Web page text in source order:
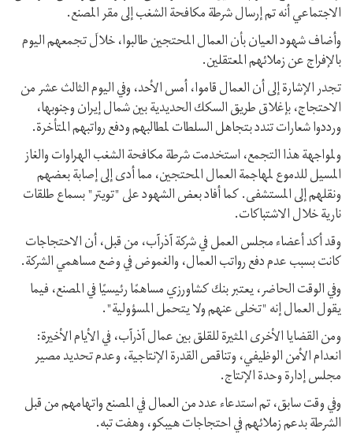
الاجتماعي أنه تم إرسال شرطة مكافحة الشغب إلى مقر المصنع.
وأضاف شهود العيان بأن العمال المحتجين طالبوا، خلالَ تجمعهم اليوم
بالإفراج عن زملائهم المعتقلين.
تجدر الإشارة إلى أن العمال قاموا، أمس الأحد، وفي اليوم الثالث عشر من
الاحتجاج، بإغلاق طريق السكك الحديدية بين شمال إيران وجنوبها،
ورددوا شعارات تندد بتجاهل السلطات لمطالبهم ودفع رواتبهم المتأخرة.
ولمواجهة هذا التجمع، استخدمت شرطة مكافحة الشغب الهراوات والغاز
المسيل للدموع لمهاجمة العمال المحتجين، مما أدى إلى إصابة بعضهم
ونقلهم إلى المستشفى. كما أفاد بعض الشهود على "تويتر" بسماع طلقات
نارية خلال الاشتباكات.
وقد أكد أعضاء مجلس العمل في شرکة آذرآب، من قبل، أن الاحتجاجات
كانت بسبب عدم دفع رواتب العمال، والغموض في وضع مساهمي الشركة.
وفي الوقت الحاضر، يعتبر بنك کشاورزي مساهمًا رئيسيًا في المصنع، فيما
يقول العمال إنه "تخلی عنهم ولا يتحمل المسؤولية".
ومن القضايا الأخرى المثيرة للقلق بين عمال آذرآب، في الأيام الأخيرة:
انعدام الأمن الوظيفي، وتناقص القدرة الإنتاجية، وعدم تحدید مصیر
مجلس إدارة وحدة الإنتاج.
وفي وقت سابق، تم استدعاء عدد من العمال في المصنع واتهامهم من قبل
الشرطة بدعم زملائهم في احتجاجات هيبکو، وهفت تبه.